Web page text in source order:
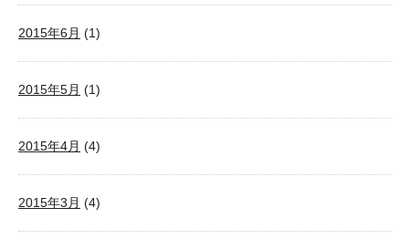
2015年6月 (1)
2015年5月 (1)
2015年4月 (4)
2015年3月 (4)